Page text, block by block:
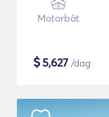
Motorbåt
$5,627 /dag